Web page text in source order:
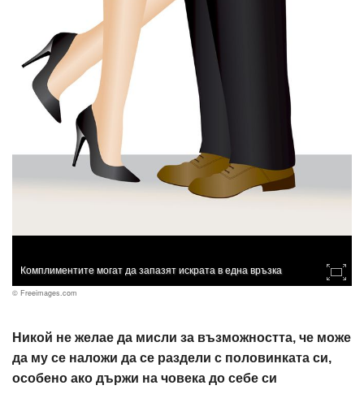
Комплиментите могат да запазят искрата в една връзка
© Freeimages.com
Никой не желае да мисли за възможността, че може
да му се наложи да се раздели с половинката си,
особено ако държи на човека до себе си